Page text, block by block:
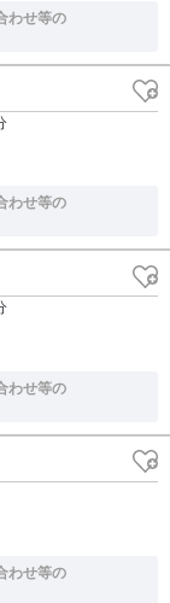
わせ等の
わせ等の
わせ等の
わせ等の